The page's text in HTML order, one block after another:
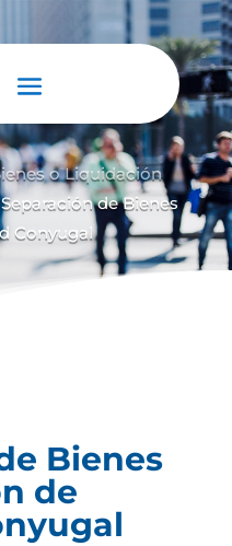
o Liquidación
Separación de Bienes
Conyugal
Bienes
de